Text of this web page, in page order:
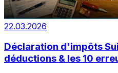
22.03.2026
Déclaration d'impôts
déductions & les 10